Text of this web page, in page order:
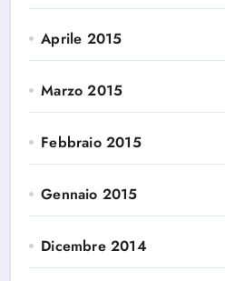
Aprile 2015
Marzo 2015
Febbraio 2015
Gennaio 2015
Dicembre 2014